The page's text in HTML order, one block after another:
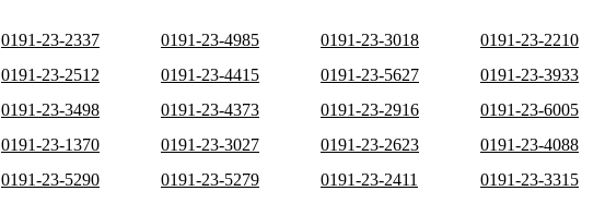
0191-23-2337 0191-23-4985 0191-23-3018 0191-23-2210
0191-23-2512
0191-23-4415 0191-23-5627 0191-23-3933
0191-23-3498
0191-23-4373 0191-23-2916 0191-23-6005
0191-23-1370
0191-23-3027 0191-23-2623 0191-23-4088
0191-23-5290
0191-23-5279 0191-23-2411 0191-23-3315